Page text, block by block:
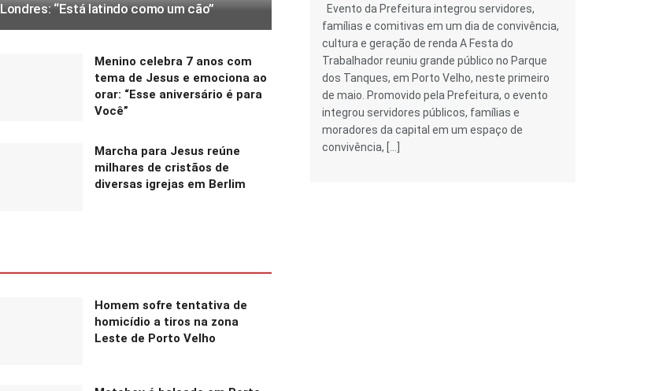
Londres: “Está latindo como um cão”
Menino celebra 7 anos com
tema de Jesus e emociona ao
orar: “Esse aniversário é para
Você”
Marcha para Jesus reúne
milhares de cristãos de
diversas igrejas em Berlim
Homem sofre tentativa de
homicídio a tiros na zona
Leste de Porto Velho
Evento da Prefeitura integrou servidores,
famílias e comitivas em um dia de convivência,
cultura e geração de renda A Festa do
Trabalhador reuniu grande público no Parque
dos Tanques, em Porto Velho, neste primeiro
de maio. Promovido pela Prefeitura, o evento
integrou servidores públicos, famílias e
moradores da capital em um espaço de
convivência, […]